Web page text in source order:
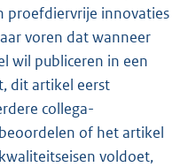
proefdiervrije innovaties
voren dat wanneer
wil publiceren in een
dit artikel eerst
collega-
of het artikel
voldoet,